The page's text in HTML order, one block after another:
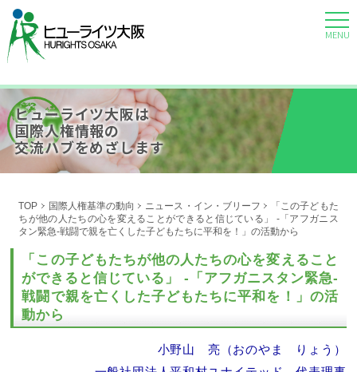
MENU
ヒューライツ大阪は
国際人権情報の
交流ハブをめざします
TOP 国際人権基準の動向 ニュース・イン・ブリーフ
「この子どもた
ちが他の人たちの心を変えることができると信じている」 ‐「アフガニス
タン緊急-戦闘で親を亡くした子どもたちに平和を！」の活動から
「この子どもたちが他の人たちの心を変えること
ができると信じている」 ‐「アフガニスタン緊急-
戦闘で親を亡くした子どもたちに平和を！」の活
動から
小野山 亮（おのやま りょう）